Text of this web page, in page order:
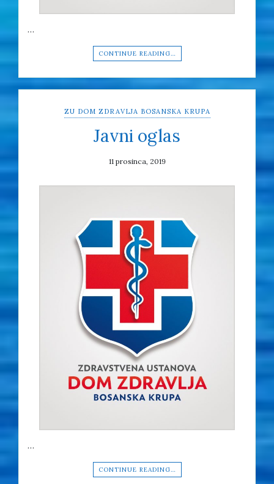
…
CONTINUE READING…
ZU DOM ZDRAVLJA BOSANSKA KRUPA
Javni oglas
11 prosinca, 2019
…
CONTINUE READING…